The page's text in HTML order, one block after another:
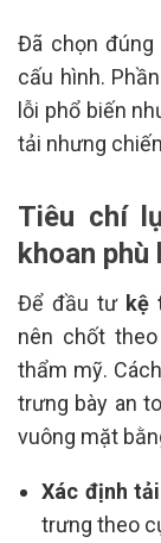
Đã chọn đúng
cấu hình.
lỗi phổ biến
tải nhưng
Tiêu chí
khoan phù
Để đầu tư kệ
nên chốt
thẩm mỹ.
trưng bày an
vuông mặt
Xác định
trưng theo